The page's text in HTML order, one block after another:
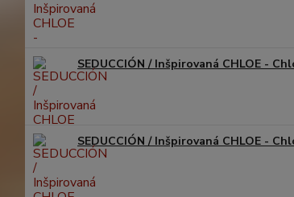
SEDUCCIÓN / Inšpirovaná CHLOE -
SEDUCCIÓN / Inšpirovaná CHLOE -